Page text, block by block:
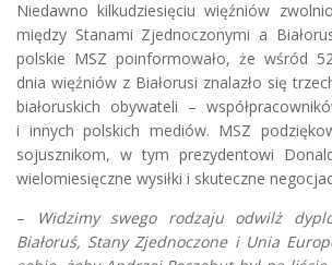
Niedawno kilkudziesięciu więźniów
między Stanami Zjednoczonymi a
polskie MSZ poinformowało, że wśród
dnia więźniów z Białorusi znalazło się
białoruskich obywateli –
i innych polskich mediów. MSZ
sojusznikom, w tym prezydentowi
wielomiesięczne wysiłki i skuteczne
– Widzimy swego rodzaju odwilż
Białoruś, Stany Zjednoczone i Unia